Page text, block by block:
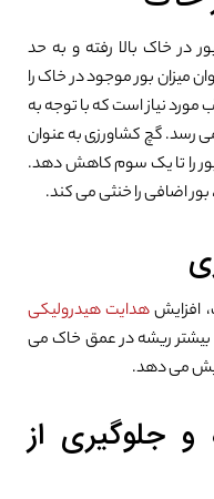
در خاک بالا رفته و به حد
میزان بور موجود در خاک را
مورد نیاز است که با توجه به
رسد. گچ کشاورزی به عنوان
بور را تا یک سوم کاهش دهد.
اضافی را خنثی می کند.
افزایشهدایت هیدرولیکی
بیشتر ریشه در عمق خاک می
می دهد.
جلوگیری از